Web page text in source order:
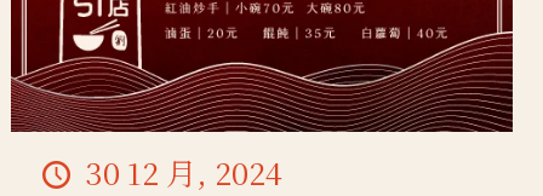
30 12 月, 2024